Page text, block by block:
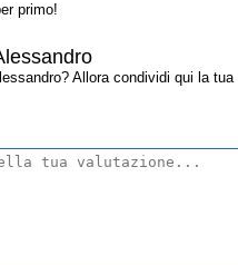
primo!
Allora condividi qui la